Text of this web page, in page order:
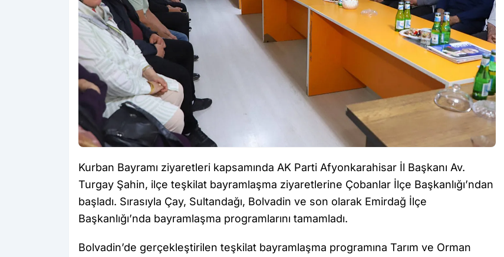
Kurban Bayramı ziyaretleri kapsamında AK Parti Afyonkarahisar İl Başkanı Av.
Turgay Şahin, ilçe teşkilat bayramlaşma ziyaretlerine Çobanlar İlçe Başkanlığı’ndan
başladı. Sırasıyla Çay, Sultandağı, Bolvadin ve son olarak Emirdağ İlçe
Başkanlığı’nda bayramlaşma programlarını tamamladı.
Bolvadin’de gerçekleştirilen teşkilat bayramlaşma programına Tarım ve Orman